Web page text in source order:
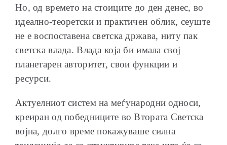
Но, од времето на стоиците до ден денес, во
идеално-теоретски и практичен облик, сеуште
не е воспоставена светска држава, ниту пак
светска влада. Влада која би имала свој
планетарен авторитет, свои функции и
ресурси.
Актуелниот систем на меѓународни односи,
креиран од победниците во Втората Светска
војна, долго време покажуваше силна